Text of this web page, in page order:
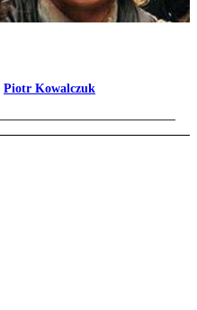
Piotr Kowalczuk